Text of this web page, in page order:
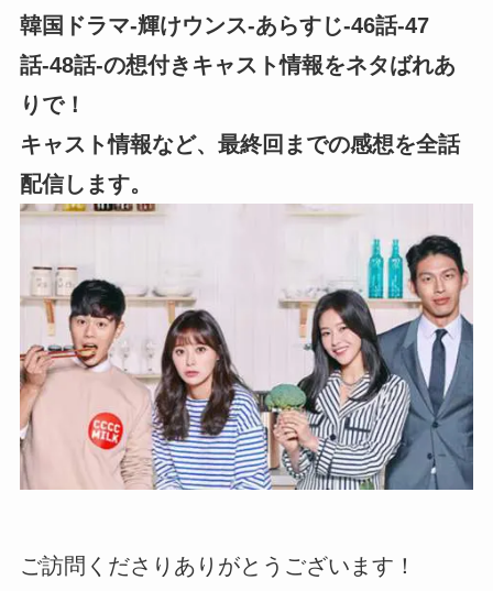
韓国ドラマ-輝けウンス-あらすじ-46話-47
話-48話-の想付きキャスト情報をネタばれあ
りで！
キャスト情報など、最終回までの感想を全話
配信します。
ご訪問くださりありがとうございます！